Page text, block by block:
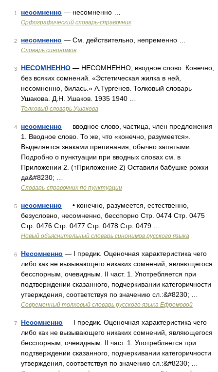
1 несомненно — несомненно …
Орфографический словарь-справочник
2 несомненно — См. действительно, непременно …
Словарь синонимов
3 НЕСОМНЕННО — НЕСОМНЕННО, вводное слово. Конечно,
без всяких сомнений. «Эстетическая жилка в ней,
несомненно, билась.» А.Тургенев. Толковый словарь
Ушакова. Д.Н. Ушаков. 1935 1940 …
Толковый словарь Ушакова
4 несомненно — вводное слово, частица, член предложения
1. Вводное слово. То же, что «конечно, разумеется».
Выделяется знаками препинания, обычно запятыми.
Подробно о пунктуации при вводных словах см. в
Приложении 2. (↑Приложение 2) Оставили бабушке рожки
да&#8230; …
Словарь-справочник по пунктуации
5 несомненно — • конечно, разумеется, естественно,
безусловно, несомненно, бесспорно Стр. 0474 Стр. 0475
Стр. 0476 Стр. 0477 Стр. 0478 Стр. 0479 …
Новый объяснительный словарь синонимов русского языка
6 Несомненно — I предик. Оценочная характеристика чего
либо как не вызывающего никаких сомнений, являющегося
бесспорным, очевидным. II част. 1. Употребляется при
подтверждении сказанного, подчеркивании категоричности
утверждения, соответствуя по значению сл.:&#8230; …
Современный толковый словарь русского языка Ефремовой
7 Несомненно — I предик. Оценочная характеристика чего
либо как не вызывающего никаких сомнений, являющегося
бесспорным, очевидным. II част. 1. Употребляется при
подтверждении сказанного, подчеркивании категоричности
утверждения, соответствуя по значению сл.:&#8230; …